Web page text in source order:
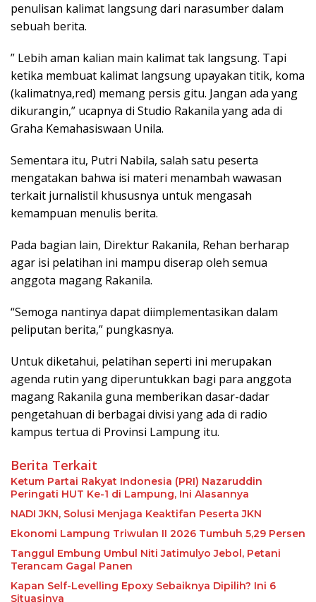
penulisan kalimat langsung dari narasumber dalam
sebuah berita.
” Lebih aman kalian main kalimat tak langsung. Tapi
ketika membuat kalimat langsung upayakan titik, koma
(kalimatnya,red) memang persis gitu. Jangan ada yang
dikurangin,” ucapnya di Studio Rakanila yang ada di
Graha Kemahasiswaan Unila.
Sementara itu, Putri Nabila, salah satu peserta
mengatakan bahwa isi materi menambah wawasan
terkait jurnalistil khususnya untuk mengasah
kemampuan menulis berita.
Pada bagian lain, Direktur Rakanila, Rehan berharap
agar isi pelatihan ini mampu diserap oleh semua
anggota magang Rakanila.
“Semoga nantinya dapat diimplementasikan dalam
peliputan berita,” pungkasnya.
Untuk diketahui, pelatihan seperti ini merupakan
agenda rutin yang diperuntukkan bagi para anggota
magang Rakanila guna memberikan dasar-dadar
pengetahuan di berbagai divisi yang ada di radio
kampus tertua di Provinsi Lampung itu.
Berita Terkait
Ketum Partai Rakyat Indonesia (PRI) Nazaruddin
Peringati HUT Ke-1 di Lampung, Ini Alasannya
NADI JKN, Solusi Menjaga Keaktifan Peserta JKN
Ekonomi Lampung Triwulan II 2026 Tumbuh 5,29 Persen
Tanggul Embung Umbul Niti Jatimulyo Jebol, Petani
Terancam Gagal Panen
Kapan Self-Levelling Epoxy Sebaiknya Dipilih? Ini 6
Situasinya